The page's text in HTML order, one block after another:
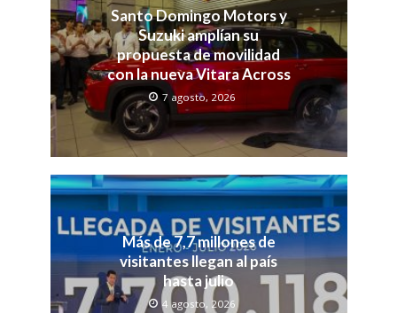
Santo Domingo Motors y
Suzuki amplían su
propuesta de movilidad
con la nueva Vitara Across
7 agosto, 2026
Más de 7,7 millones de
visitantes llegan al país
hasta julio
4 agosto, 2026